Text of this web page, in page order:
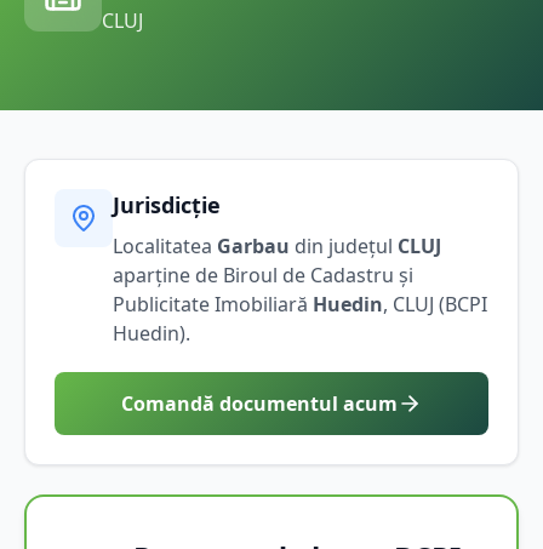
CLUJ
Jurisdicție
Localitatea Garbau din județul CLUJ
aparține de Biroul de Cadastru și
Publicitate Imobiliară Huedin, CLUJ (BCPI
Huedin).
Comandă documentul acum